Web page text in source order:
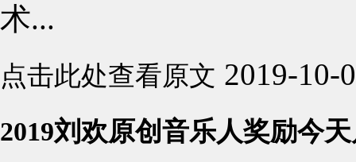
术...
点击此处查看原文 2019-10-
2019刘欢原创音乐人奖励今